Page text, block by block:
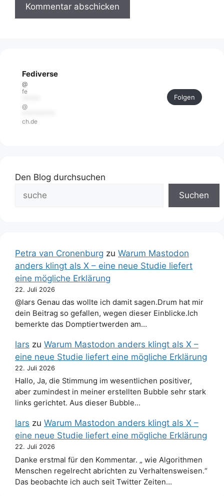
Fediverse
@
fe
@
ch.de
Folgen
Den Blog durchsuchen
Suchen
Petra van Cronenburg zu Warum Mastodon
anders klingt als X – eine neue Studie liefert
eine mögliche Erklärung
22. Juli 2026
@lars Genau das wollte ich damit sagen.Drum hat mir
dein Beitrag so gefallen, wegen dieser Einblicke.Ich
bemerkte das Domptiertwerden am…
lars zu Warum Mastodon anders klingt als X –
eine neue Studie liefert eine mögliche Erklärung
22. Juli 2026
Hallo, Ja, die Stimmung im wesentlichen positiver,
aber zumindest in meiner erstellten Bubble sehr stark
links gerichtet. Aus dieser Bubble…
lars zu Warum Mastodon anders klingt als X –
eine neue Studie liefert eine mögliche Erklärung
22. Juli 2026
Danke erstmal für den Kommentar. „ wie Algorithmen
Menschen regelrecht abrichten zu Verhaltensweisen.“
Das beobachte ich auch seit Twitter Zeiten…